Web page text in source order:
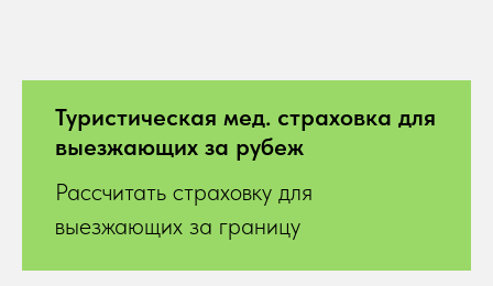
Туристическая мед. страховка для
выезжающих за рубеж
Рассчитать страховку для
выезжающих за границу